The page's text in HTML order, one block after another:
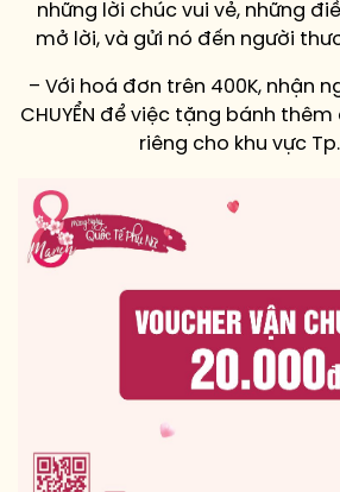
những lời chúc vui vẻ, những
mở lời, và gửi nó đến người
– Với hoá đơn trên 400K, nhận
CHUYỂN để việc tặng bánh
riêng cho khu vực